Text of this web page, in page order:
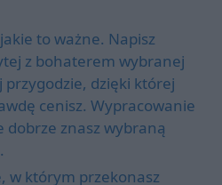
to ważne. Napisz
z bohaterem wybranej
dzięki której
cenisz. Wypracowanie
dobrze znasz wybraną
w którym przekonasz